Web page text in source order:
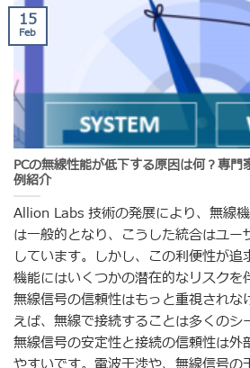
PCの無線性能が低下する原因は何？専
例紹介
Allion Labs 技術の発展により、無線
は一般的となり、こうした統合はユー
しています。しかし、この利便性が
機能にはいくつかの潜在的なリスクを
無線信号の信頼性はもっと重視されな
えば、無線で接続することは多くのシ
無線信号の安定性と接続の信頼性は外
15
Feb